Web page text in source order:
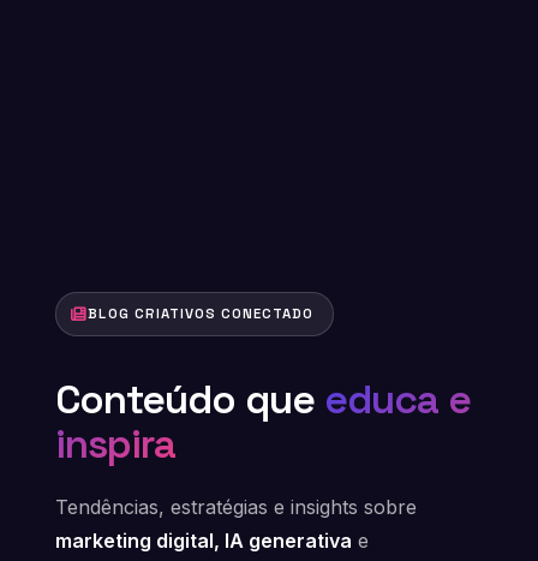
BLOG CRIATIVOS CONECTADO
Conteúdo que educa e
inspira
Tendências, estratégias e insights sobre
marketing digital, IA generativa e